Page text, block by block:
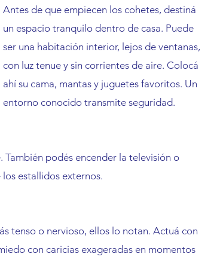
Antes de que empiecen los cohetes, destiná
un espacio tranquilo dentro de casa. Puede
ser una habitación interior, lejos de ventanas,
con luz tenue y sin corrientes de aire. Colocá
ahí su cama, mantas y juguetes favoritos. Un
entorno conocido transmite seguridad.
También podés encender la televisión o
estallidos externos.
tenso o nervioso, ellos lo notan. Actuá con
con caricias exageradas en momentos